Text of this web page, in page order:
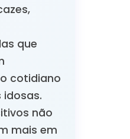
que
cotidiano
idosas.
não
mais em